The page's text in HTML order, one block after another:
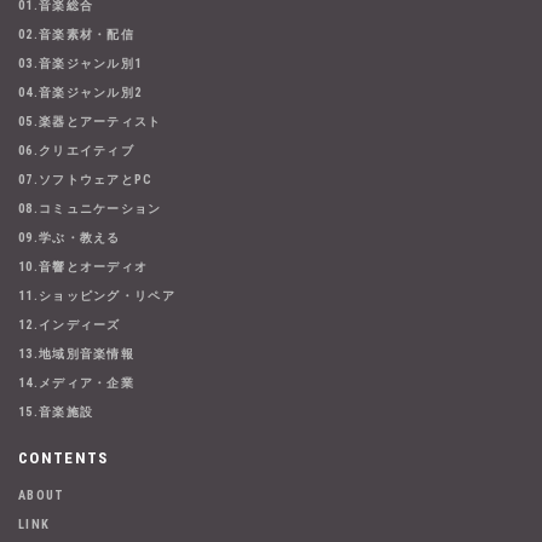
01.音楽総合
02.音楽素材・配信
03.音楽ジャンル別1
04.音楽ジャンル別2
05.楽器とアーティスト
06.クリエイティブ
07.ソフトウェアとPC
08.コミュニケーション
09.学ぶ・教える
10.音響とオーディオ
11.ショッピング・リペア
12.インディーズ
13.地域別音楽情報
14.メディア・企業
15.音楽施設
CONTENTS
ABOUT
LINK